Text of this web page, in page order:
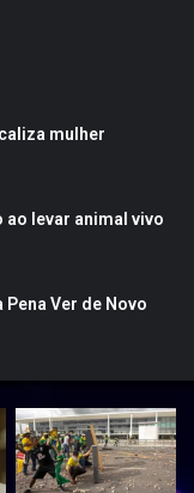
mulher
levar animal vivo
Ver de Novo